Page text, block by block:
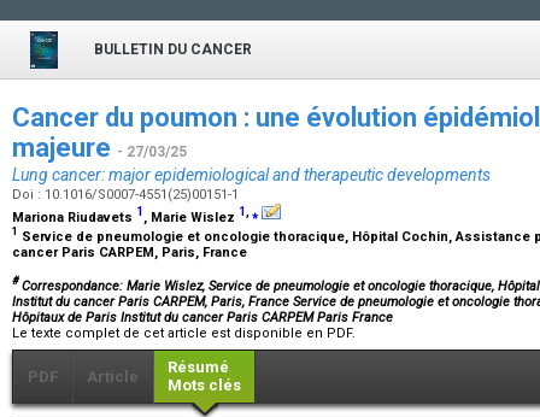
BULLETIN DU CANCER
Cancer du poumon : une évolution
majeure - 27/03/25
Lung cancer: major epidemiological and therapeutic developments
Doi : 10.1016/S0007-4551(25)00151-1
Mariona Riudavets 1 , Marie Wislez 1,⁎
1 Service de pneumologie et oncologie thoracique, Hôpital Cochin, Assistance
cancer Paris CARPEM, Paris, France
#Correspondance: Marie Wislez, Service de pneumologie et oncologie thoracique,
Institut du cancer Paris CARPEM, Paris, France Service de pneumologie et oncologie
Hôpitaux de Paris Institut du cancer Paris CARPEM Paris France
Le texte complet de cet article est disponible en PDF.
PDF Article
Résumé
Mots clés